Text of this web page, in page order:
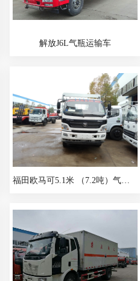
解放J6L气瓶运输车
福田欧马可5.1米 （7.2吨）气瓶车